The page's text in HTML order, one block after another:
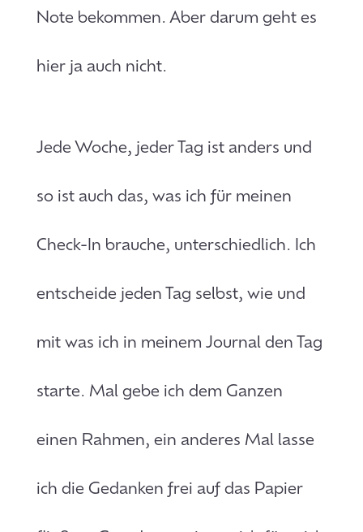
Note bekommen. Aber darum geht es
hier ja auch nicht.
Jede Woche, jeder Tag ist anders und
so ist auch das, was ich für meinen
Check-In brauche, unterschiedlich. Ich
entscheide jeden Tag selbst, wie und
mit was ich in meinem Journal den Tag
starte. Mal gebe ich dem Ganzen
einen Rahmen, ein anderes Mal lasse
ich die Gedanken frei auf das Papier